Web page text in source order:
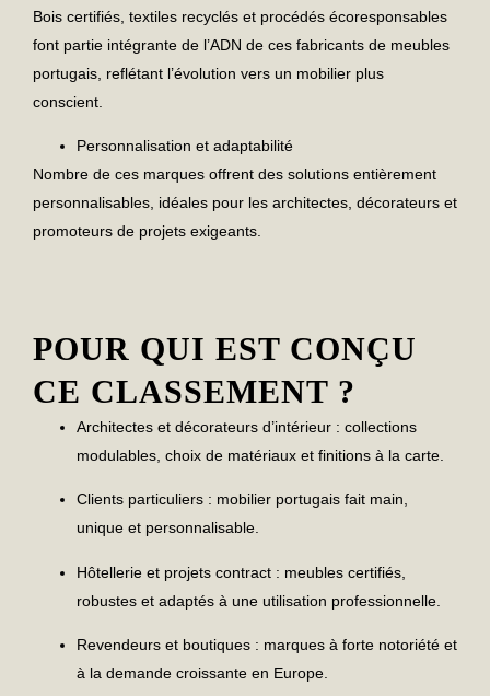
Bois certifiés, textiles recyclés et procédés écoresponsables
font partie intégrante de l’ADN de ces fabricants de meubles
portugais , reflétant l’évolution vers un mobilier plus
conscient.
Personnalisation et adaptabilité
Nombre de ces marques offrent des solutions entièrement
personnalisables, idéales pour les architectes, décorateurs et
promoteurs de projets exigeants.
POUR QUI EST CONÇU
CE CLASSEMENT ?
Architectes et décorateurs d’intérieur : collections
modulables, choix de matériaux et finitions à la carte.
Clients particuliers : mobilier portugais fait main
unique et personnalisable.
Hôtellerie et projets contract : meubles certifiés,
robustes et adaptés à une utilisation professionnelle.
Revendeurs et boutiques : marques à forte notoriété et
à la demande croissante en Europe.